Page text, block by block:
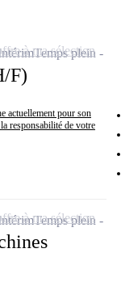
F)
actuellement pour son
responsabilité de votre
Temps plein
à ma sélection
Temps plein
à ma sélection